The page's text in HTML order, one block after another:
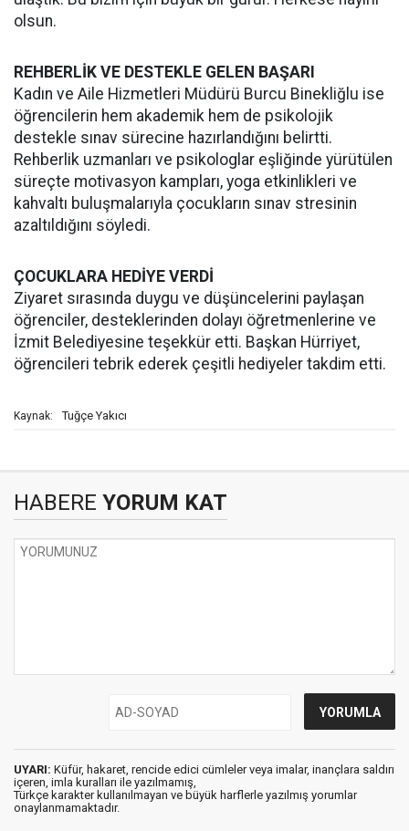
olsun.
REHBERLİK VE DESTEKLE GELEN BAŞARI
Kadın ve Aile Hizmetleri Müdürü Burcu Binekliğlu ise
öğrencilerin hem akademik hem de psikolojik
destekle sınav sürecine hazırlandığını belirtti.
Rehberlik uzmanları ve psikologlar eşliğinde yürütülen
süreçte motivasyon kampları, yoga etkinlikleri ve
kahvaltı buluşmalarıyla çocukların sınav stresinin
azaltıldığını söyledi.
ÇOCUKLARA HEDİYE VERDİ
Ziyaret sırasında duygu ve düşüncelerini paylaşan
öğrenciler, desteklerinden dolayı öğretmenlerine ve
İzmit Belediyesine teşekkür etti. Başkan Hürriyet,
öğrencileri tebrik ederek çeşitli hediyeler takdim etti.
Kaynak: Tuğçe Yakıcı
HABERE YORUM KAT
UYARI: Küfür, hakaret, rencide edici cümleler veya imalar, inançlara saldırı
içeren, imla kuralları ile yazılmamış,
Türkçe karakter kullanılmayan ve büyük harflerle yazılmış yorumlar
onaylanmamaktadır.